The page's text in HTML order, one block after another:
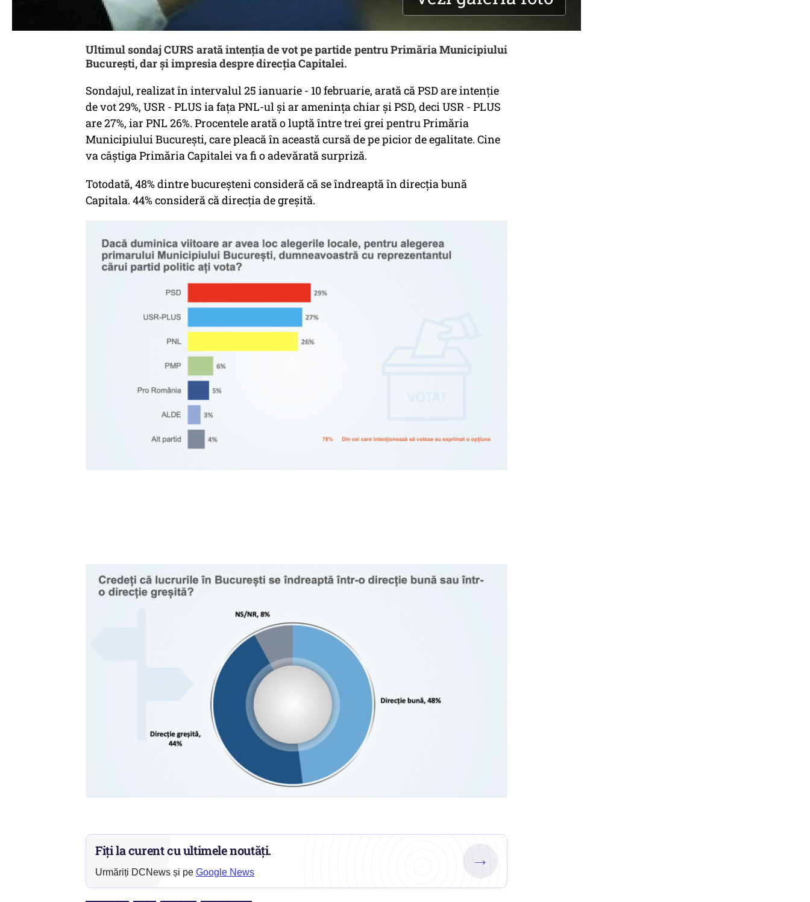
Ultimul sondaj CURS arată intenția de vot pe partide pentru Primăria Municipiului
București, dar și impresia despre direcția Capitalei.
Sondajul, realizat în intervalul 25 ianuarie - 10 februarie, arată că PSD are intenție
de vot 29%, USR - PLUS ia fața PNL-ul și ar amenința chiar și PSD, deci USR - PLUS
are 27%, iar PNL 26%. Procentele arată o luptă între trei grei pentru Primăria
Municipiului București, care pleacă în această cursă de pe picior de egalitate. Cine
va câștiga Primăria Capitalei va fi o adevărată surpriză.
Totodată, 48% dintre bucureșteni consideră că se îndreaptă în direcția bună
Capitala. 44% consideră că direcția de greșită.
Fiți la curent cu ultimele noutăți.
Urmăriți DCNews și pe Google News
→